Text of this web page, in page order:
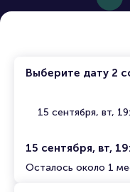
Выберите дату 2
15 сентября, вт,
15 сентября, вт,
Осталось около 1